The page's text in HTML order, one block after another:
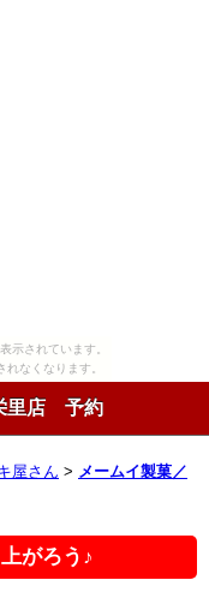
示されています。
なくなります。
里店 予約
屋さん > メームイ製菓／
がろう♪